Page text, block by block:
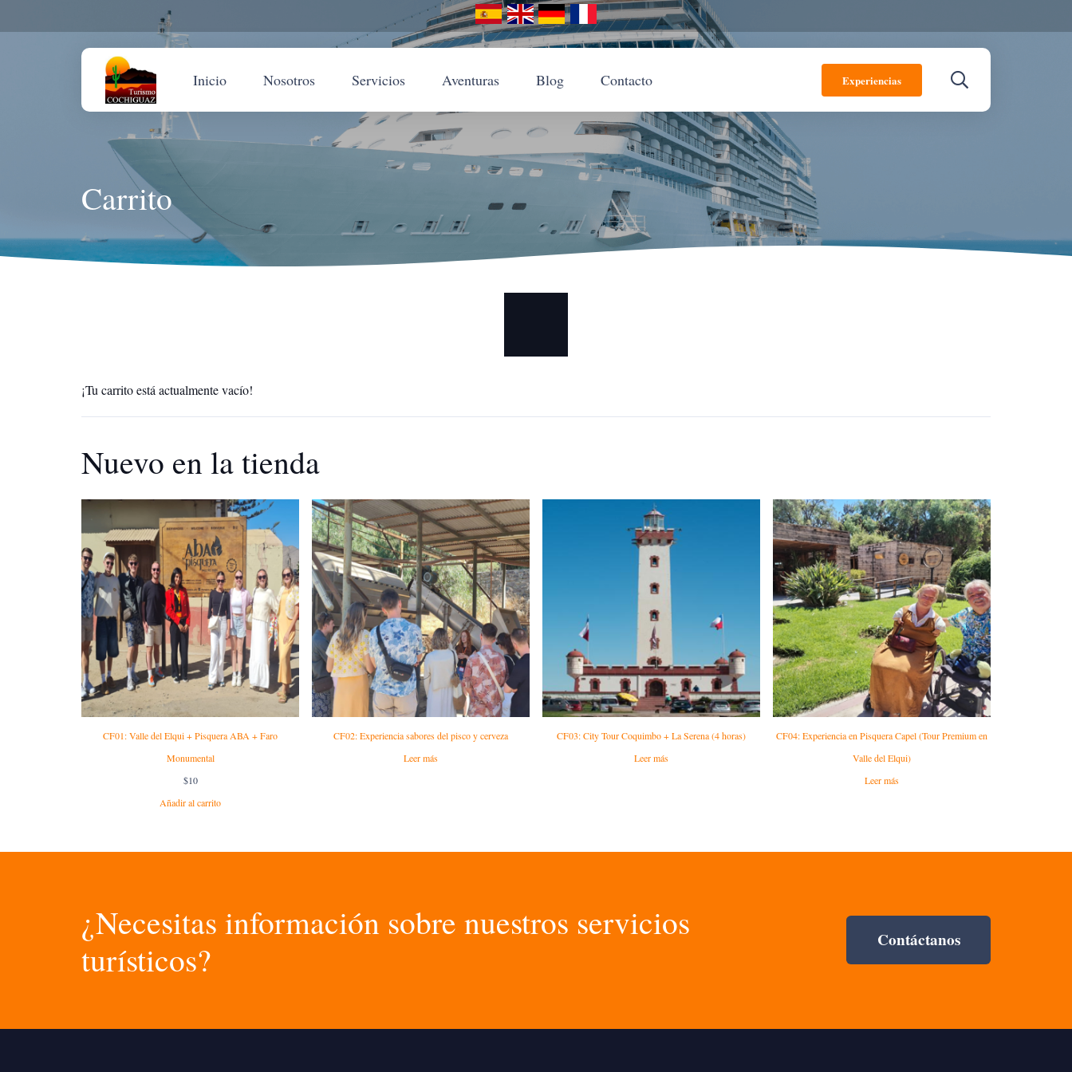
Inicio Nosotros Servicios Aventuras Blog Contacto Experiencias
Carrito
¡Tu carrito está actualmente vacío!
Nuevo en la tienda
CF01: Valle del Elqui + Pisquera ABA + Faro
Monumental
$10
Añadir al carrito
CF02: Experiencia sabores del pisco y cerveza
Leer más
CF03: City Tour Coquimbo + La Serena (4 horas)
Leer más
CF04: Experiencia en Pisquera Capel (Tour Premium en
Valle del Elqui)
Leer más
¿Necesitas información sobre nuestros servicios
turísticos?
Contáctanos